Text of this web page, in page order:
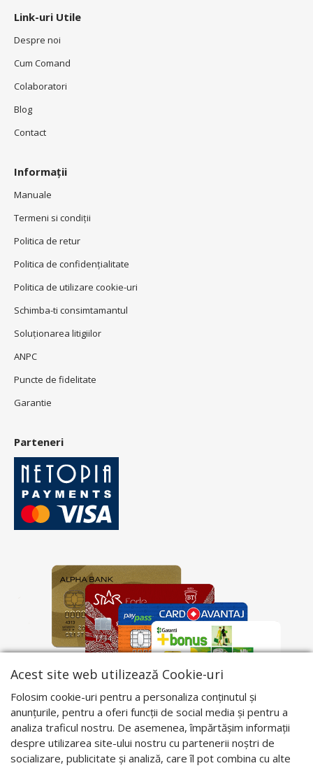
Link-uri Utile
Despre noi
Cum Comand
Colaboratori
Blog
Contact
Informații
Manuale
Termeni si condiţii
Politica de retur
Politica de confidenţialitate
Politica de utilizare cookie-uri
Schimba-ti consimtamantul
Soluționarea litigiilor
ANPC
Puncte de fidelitate
Garantie
Parteneri
Acest site web utilizează Cookie-uri
Folosim cookie-uri pentru a personaliza conținutul și
anunțurile, pentru a oferi funcții de social media și pentru a
analiza traficul nostru. De asemenea, împărtășim informații
despre utilizarea site-ului nostru cu partenerii noștri de
socializare, publicitate și analiză, care îl pot combina cu alte